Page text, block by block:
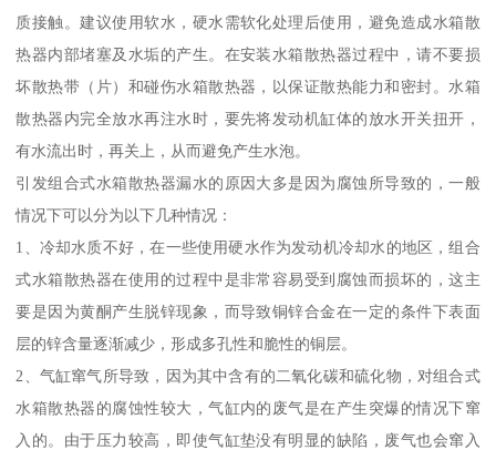
质接触。建议使用软水，硬水需软化处理后使用，避免造成水箱散
热器内部堵塞及水垢的产生。在安装水箱散热器过程中，请不要损
坏散热带（片）和碰伤水箱散热器，以保证散热能力和密封。水箱
散热器内完全放水再注水时，要先将发动机缸体的放水开关扭开，
有水流出时，再关上，从而避免产生水泡。
引发组合式水箱散热器漏水的原因大多是因为腐蚀所导致的，一般
情况下可以分为以下几种情况：
1、冷却水质不好，在一些使用硬水作为发动机冷却水的地区，组合
式水箱散热器在使用的过程中是非常容易受到腐蚀而损坏的，这主
要是因为黄酮产生脱锌现象，而导致铜锌合金在一定的条件下表面
层的锌含量逐渐减少，形成多孔性和脆性的铜层。
2、气缸窜气所导致，因为其中含有的二氧化碳和硫化物，对组合式
水箱散热器的腐蚀性较大，气缸内的废气是在产生突爆的情况下窜
入的。由于压力较高，即使气缸垫没有明显的缺陷，废气也会窜入